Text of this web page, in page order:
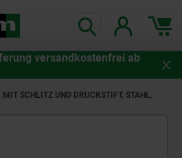
versandkostenfrei ab
MIT SCHLITZ UND DRUCKSTIFT, STAHL,